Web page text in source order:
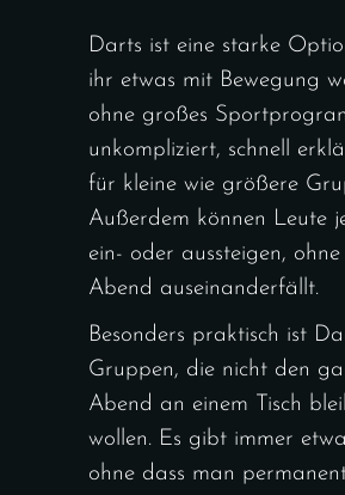
Darts ist eine starke
ihr etwas mit Bewegung
ohne großes
unkompliziert, schnell
für kleine wie größere
Außerdem können Leute
ein- oder aussteigen,
Abend auseinanderfällt.
Besonders praktisch ist
Gruppen, die nicht den
Abend an einem Tisch
wollen. Es gibt immer
ohne dass man